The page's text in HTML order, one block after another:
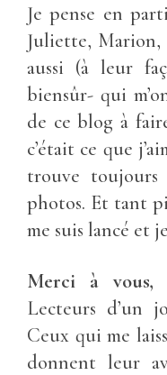
Je pense en
Juliette,
aussi (à leur
biensûr- qui
de ce blog à
c’était ce que
trouve toujours
photos. Et tant
me suis lancé et
Merci à
Lecteurs d’un
Ceux qui me
donnent leur